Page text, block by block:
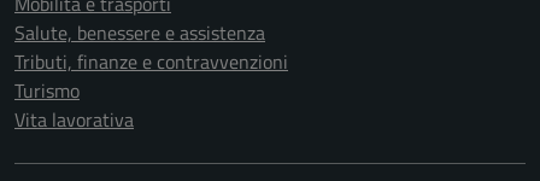
Salute, benessere e assistenza
Tributi, finanze e contravvenzioni
Turismo
Vita lavorativa